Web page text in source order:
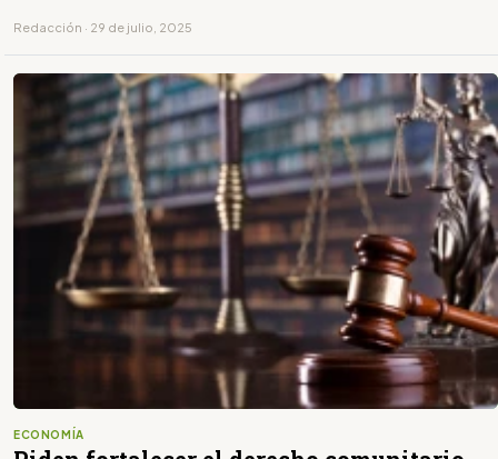
Redacción · 29 de julio, 2025
ECONOMÍA